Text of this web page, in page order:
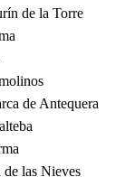
de la Torre
de Antequera
de las Nieves